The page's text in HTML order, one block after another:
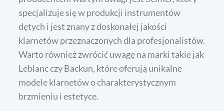
specjalizuje się w produkcji instrumentów
dętych i jest znany z doskonałej jakości
klarnetów przeznaczonych dla profesjonalistów.
Warto również zwrócić uwagę na marki takie jak
Leblanc czy Backun, które oferują unikalne
modele klarnetów o charakterystycznym
brzmieniu i estetyce.